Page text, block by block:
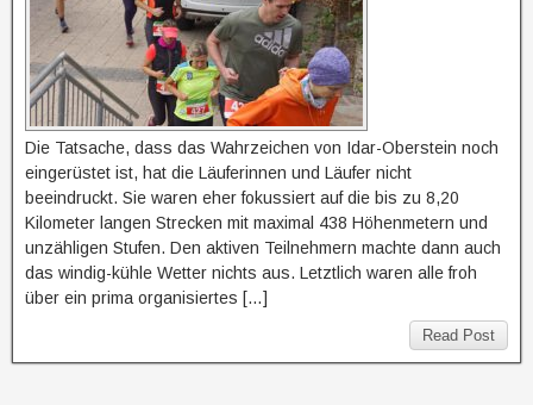
Die Tatsache, dass das Wahrzeichen von Idar-Oberstein noch
eingerüstet ist, hat die Läuferinnen und Läufer nicht
beeindruckt. Sie waren eher fokussiert auf die bis zu 8,20
Kilometer langen Strecken mit maximal 438 Höhenmetern und
unzähligen Stufen. Den aktiven Teilnehmern machte dann auch
das windig-kühle Wetter nichts aus. Letztlich waren alle froh
über ein prima organisiertes […]
Read Post